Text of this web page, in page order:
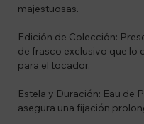
majestuosas.
Edición de Colección:
de frasco exclusivo que lo
para el tocador.
Estela y Duración: Eau de
asegura una fijación